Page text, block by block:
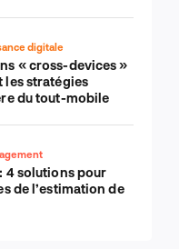
digitale
« cross-devices »
stratégies
du tout-mobile
4 solutions pour
de l’estimation de